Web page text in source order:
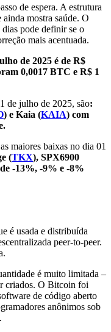
de espera. A estrutura
mostra saúde. O
pode definir se o
mais acentuada.
de 2025 é de R$
0,0017 BTC e R$ 1
de julho de 2025, são:
) e Kaia (KAIA) com
maiores baixas no dia 01
(TKX), SPX6900
-13%, -9% e -8%
é usada e distribuída
peer-to-peer.
é muito limitada –
criados. O Bitcoin foi
de código aberto
anônimos sob